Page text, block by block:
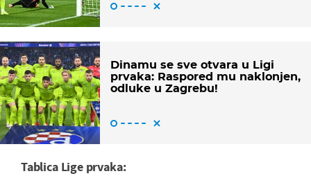
Dinamu se sve otvara u Ligi
prvaka: Raspored mu naklonjen,
odluke u Zagrebu!
Tablica Lige prvaka: